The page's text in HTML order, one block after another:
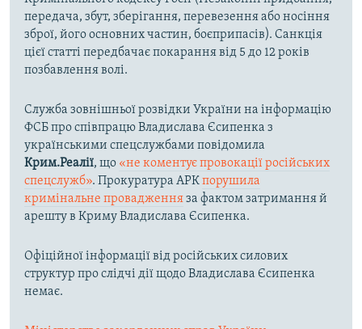
передача, збут, зберігання, перевезення або носіння
зброї, його основних частин, боєприпасів). Санкція
цієї статті передбачає покарання від 5 до 12 років
позбавлення волі.
Служба зовнішньої розвідки України на інформацію
ФСБ про співпрацю Владислава Єсипенка з
українськими спецслужбами повідомила
Крим.Реалії, що «не коментує провокації російських
спецслужб». Прокуратура АРКпорушила
кримінальне провадженняза фактом затримання й
арешту в Криму Владислава Єсипенка.
Офіційної інформації від російських силових
структур про слідчі дії щодо Владислава Єсипенка
немає.